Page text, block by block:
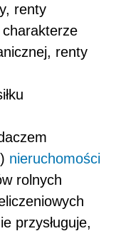
renty
renty
nieruchomości
rolnych
przysługuje,